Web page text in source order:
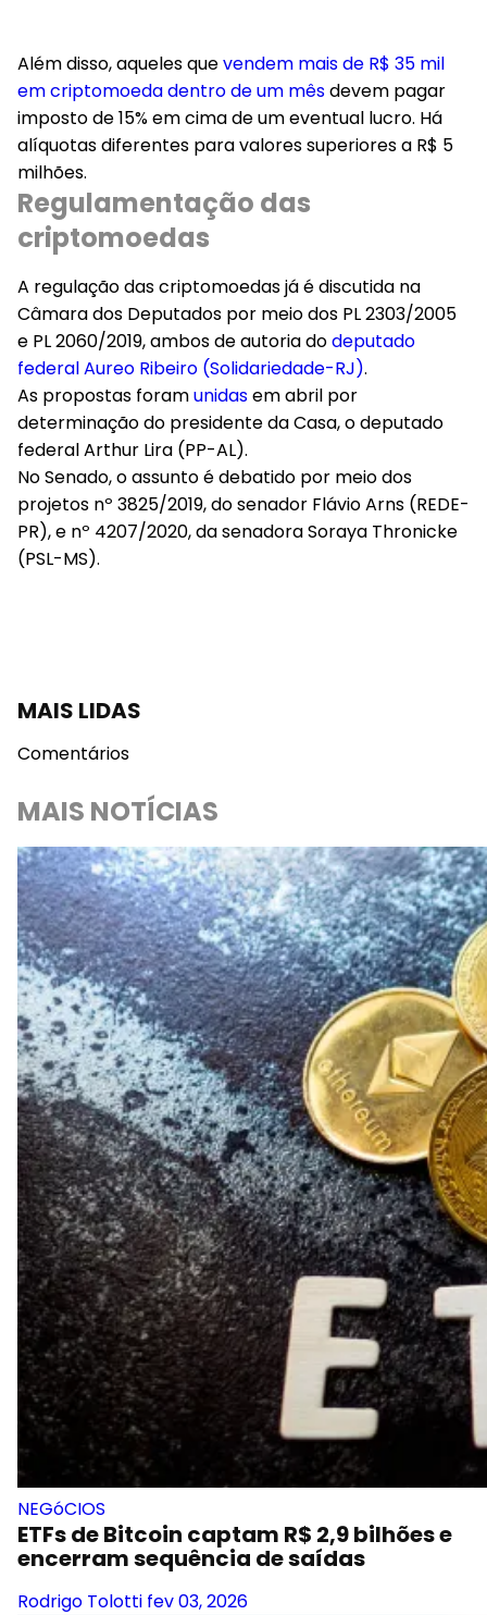
Além disso, aqueles quevendem mais de R$ 35 mil
em criptomoeda dentro de um mêsdevem pagar
imposto de 15% em cima de um eventual lucro. Há
alíquotas diferentes para valores superiores a R$ 5
milhões.
Regulamentação das
criptomoedas
A regulação das criptomoedas já é discutida na
Câmara dos Deputados por meio dos PL 2303/2005
e PL 2060/2019, ambos de autoria dodeputado
federal Aureo Ribeiro (Solidariedade-RJ).
As propostas foramunidasem abril por
determinação do presidente da Casa, o deputado
federal Arthur Lira (PP-AL).
No Senado, o assunto é debatido por meio dos
projetos nº 3825/2019, do senador Flávio Arns (REDE-
PR), e nº 4207/2020, da senadora Soraya Thronicke
(PSL-MS).
MAIS LIDAS
Comentários
MAIS NOTÍCIAS
NEGóCIOS
ETFs de Bitcoin captam R$ 2,9 bilhões e
encerram sequência de saídas
Rodrigo Tolotti fev 03, 2026